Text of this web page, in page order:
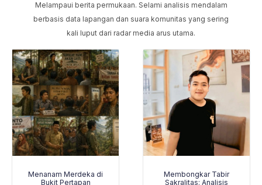
Melampaui berita permukaan. Selami analisis mendalam
berbasis data lapangan dan suara komunitas yang sering
kali luput dari radar media arus utama.
Menanam Merdeka di
Bukit Pertapan
Membongkar Tabir
Sakralitas: Analisis